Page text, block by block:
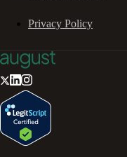
Privacy Policy